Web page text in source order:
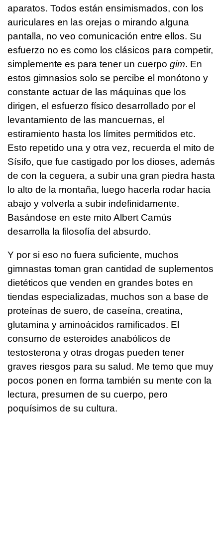
aparatos. Todos están ensimismados, con los
auriculares en las orejas o mirando alguna
pantalla, no veo comunicación entre ellos. Su
esfuerzo no es como los clásicos para competir,
simplemente es para tener un cuerpo gim. En
estos gimnasios solo se percibe el monótono y
constante actuar de las máquinas que los
dirigen, el esfuerzo físico desarrollado por el
levantamiento de las mancuernas, el
estiramiento hasta los límites permitidos etc.
Esto repetido una y otra vez, recuerda el mito de
Sísifo, que fue castigado por los dioses, además
de con la ceguera, a subir una gran piedra hasta
lo alto de la montaña, luego hacerla rodar hacia
abajo y volverla a subir indefinidamente.
Basándose en este mito Albert Camús
desarrolla la filosofía del absurdo.
Y por si eso no fuera suficiente, muchos
gimnastas toman gran cantidad de suplementos
dietéticos que venden en grandes botes en
tiendas especializadas, muchos son a base de
proteínas de suero, de caseína, creatina,
glutamina y aminoácidos ramificados. El
consumo de esteroides anabólicos de
testosterona y otras drogas pueden tener
graves riesgos para su salud. Me temo que muy
pocos ponen en forma también su mente con la
lectura, presumen de su cuerpo, pero
poquísimos de su cultura.